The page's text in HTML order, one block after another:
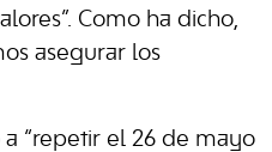
Como ha dicho,
asegurar los
a “repetir el 26 de mayo